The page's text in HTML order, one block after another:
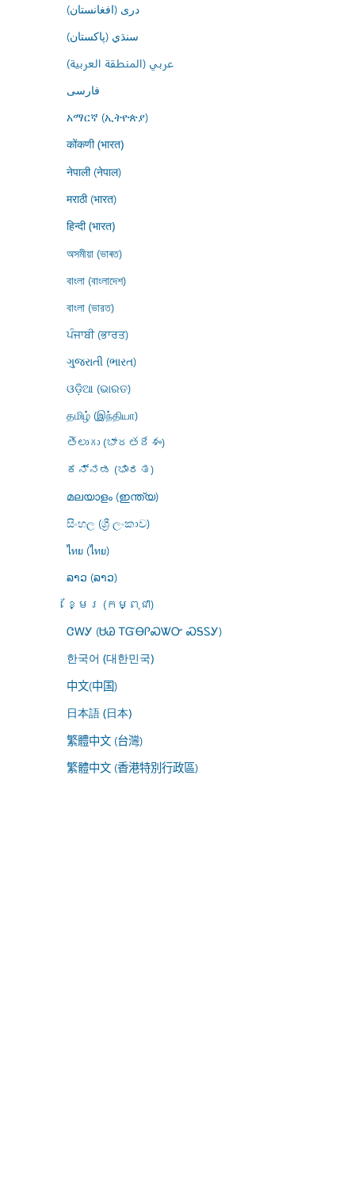
درى (افغانستان)
سنڌي (پاکستان)
عربي (المنطقة العربية)
فارسى
አማርኛ (ኢትዮጵያ)
कोंकणी (भारत)
नेपाली (नेपाल)
मराठी (भारत)
हिन्दी (भारत)
অসমীয়া (ভাৰত)
বাংলা (বাংলাদেশ)
বাংলা (ভারত)
ਪੰਜਾਬੀ (ਭਾਰਤ)
ગુજરાતી (ભારત)
ଓଡ଼ିଆ (ଭାରତ)
தமிழ் (இந்தியா)
తెలుగు (భారతదేశం)
ಕನ್ನಡ (ಭಾರತ)
മലയാളം (ഇന്ത്യ)
සිංහල (ශ්‍රී ලංකාව)
ไทย (ไทย)
ລາວ (ລາວ)
ខ្មែរ (កម្ពុជា)
ᏣᎳᎩ (ᏌᏊ ᎢᏳᎾᎵᏍᏔᏅ ᏍᎦᏚᎩ)
한국어 (대한민국)
中文(中国)
日本語 (日本)
繁體中文 (台灣)
繁體中文 (香港特別行政區)